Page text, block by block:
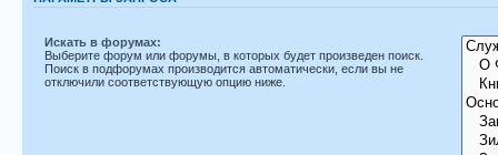
Искать в форумах:
Выберите форум или форумы, в которых будет произведен поиск.
Поиск в подфорумах производится автоматически, если вы не
отключили соответствующую опцию ниже.